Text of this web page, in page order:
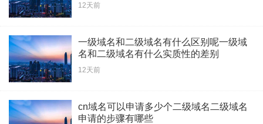
12天前
一级域名和二级域名有什么区别呢一级域
名和二级域名有什么实质性的差别
12天前
cn域名可以申请多少个二级域名二级域名
申请的步骤有哪些